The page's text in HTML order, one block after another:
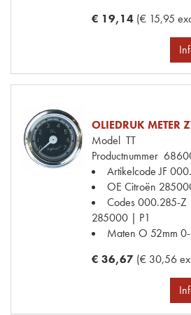
€ 19,14 (€ 15,95
OLIEDRUK METER
Model TT
Productnummer
Artikelcode JF
OE Citroën
Codes000.285-Z
285000 | P1
Maten O 52mm
€ 36,67 (€ 30,56